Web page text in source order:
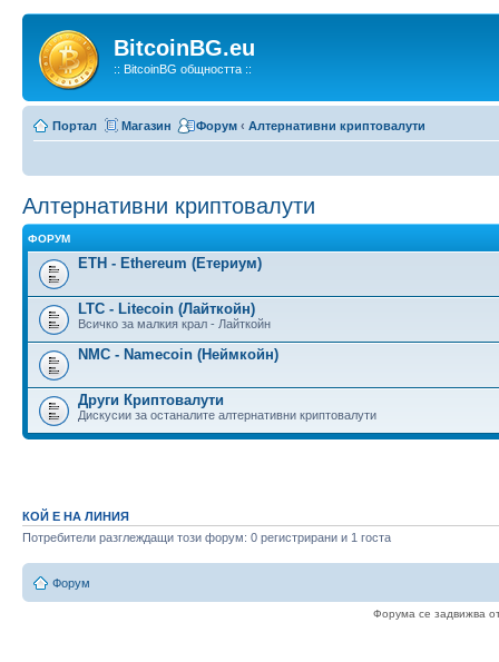
BitcoinBG.eu
:: BitcoinBG общността ::
Портал Магазин Форум ‹ Алтернативни криптовалути
Алтернативни криптовалути
ФОРУМ
ETH - Ethereum (Етериум)
LTC - Litecoin (Лайткойн)
Всичко за малкия крал - Лайткойн
NMC - Namecoin (Неймкойн)
Други Криптовалути
Дискусии за останалите алтернативни криптовалути
КОЙ Е НА ЛИНИЯ
Потребители разглеждащи този форум: 0 регистрирани и 1 госта
Форум
Форума се задвижва